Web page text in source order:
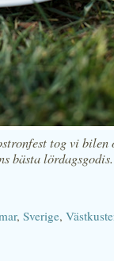
tog vi bilen
bästa lördagsgodis.
, Sverige,